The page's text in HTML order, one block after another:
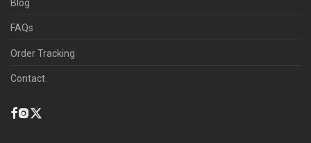
Blog
FAQs
Order Tracking
Contact